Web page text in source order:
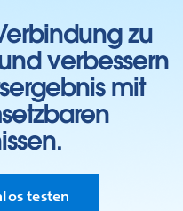
zu
verbessern
mit
testen